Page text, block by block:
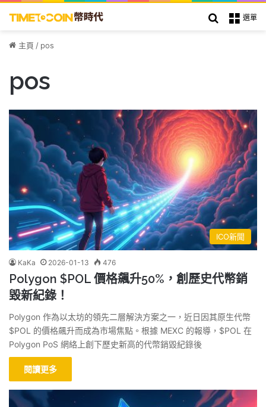
選單
搜索
主頁 / pos
pos
ICO新聞
KaKa 2026-01-13 476
Polygon $POL 價格飆升50%，創歷史代幣銷
毀新紀錄！
Polygon 作為以太坊的領先二層解決方案之一，近日因其原生代幣
$POL 的價格飆升而成為市場焦點。根據 MEXC 的報導，$POL 在
Polygon PoS 網絡上創下歷史新高的代幣銷毀紀錄後
閱讀更多